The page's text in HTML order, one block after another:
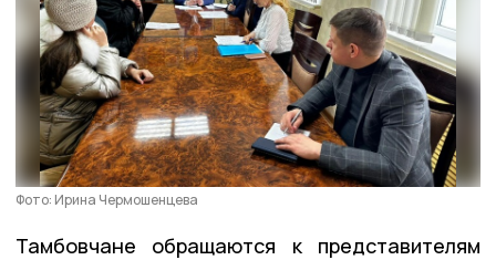
Фото: Ирина Чермошенцева
Тамбовчане обращаются к представителям